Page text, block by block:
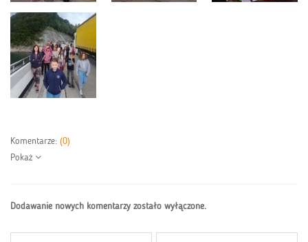
Komentarze: (0)
Pokaż
Dodawanie nowych komentarzy zostało wyłączone.